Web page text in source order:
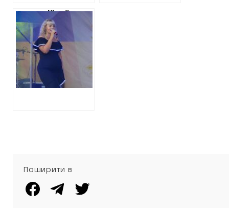
Апеляційний суд
відправив під
домашній арешт
гауляйтершу
Савинців
Ізюмського
району
Поширити в